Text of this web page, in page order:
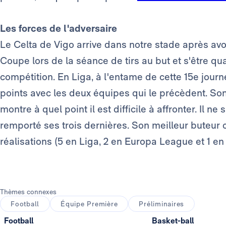
Les forces de l'adversaire
Le Celta de Vigo arrive dans notre stade après
Coupe lors de la séance de tirs au but et s'être
compétition. En Liga, à l'entame de cette 15e
points avec les deux équipes qui le précèdent.
montre à quel point il est difficile à affronter. Il ne
remporté ses trois dernières. Son meilleur buteur
réalisations (5 en Liga, 2 en Europa League et 1
Thèmes connexes
Football
Équipe Première Préliminaires
Football Basket-ball